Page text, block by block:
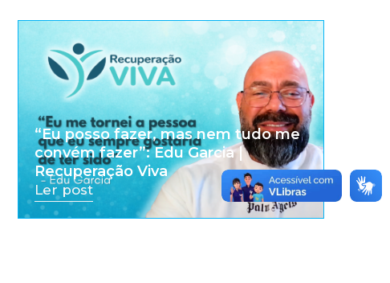
“Eu posso fazer, mas nem tudo me
convém fazer”: Edu Garcia |
Recuperação Viva
Ler post